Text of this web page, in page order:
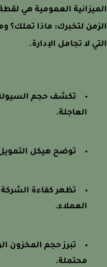
العمومية هي لقطة
لتخبرك: ماذا تملك؟
لا تجامل الإدارة.
تكشف حجم السيولة
العاجلة.
توضح هيكل التمويل
تظهر كفاءة الشركة
العملاء.
تبرز حجم المخزون
محتملة.